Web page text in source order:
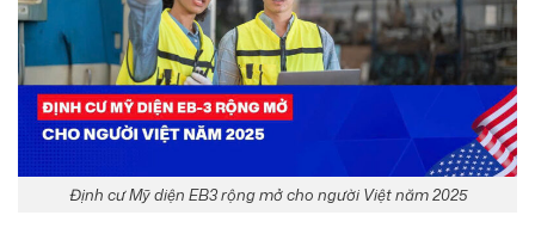
Định cư Mỹ diện EB3 rộng mở cho người Việt năm 2025